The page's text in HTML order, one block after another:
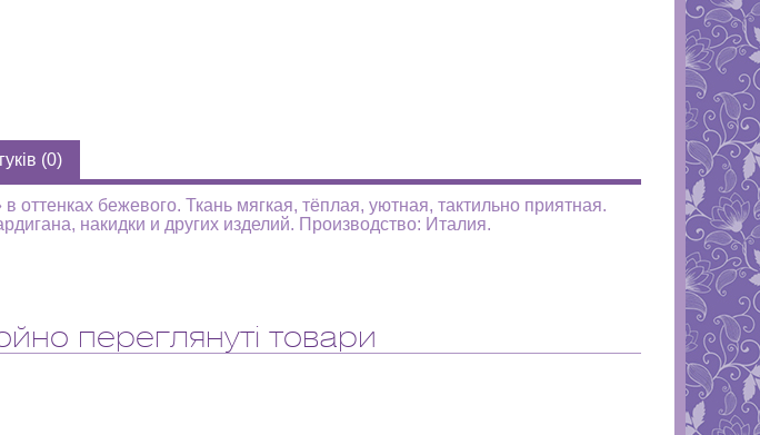
(0)
оттенках бежевого. Ткань мягкая, тёплая, уютная, тактильно приятная.
накидки и других изделий. Производство: Италия.
переглянуті товари